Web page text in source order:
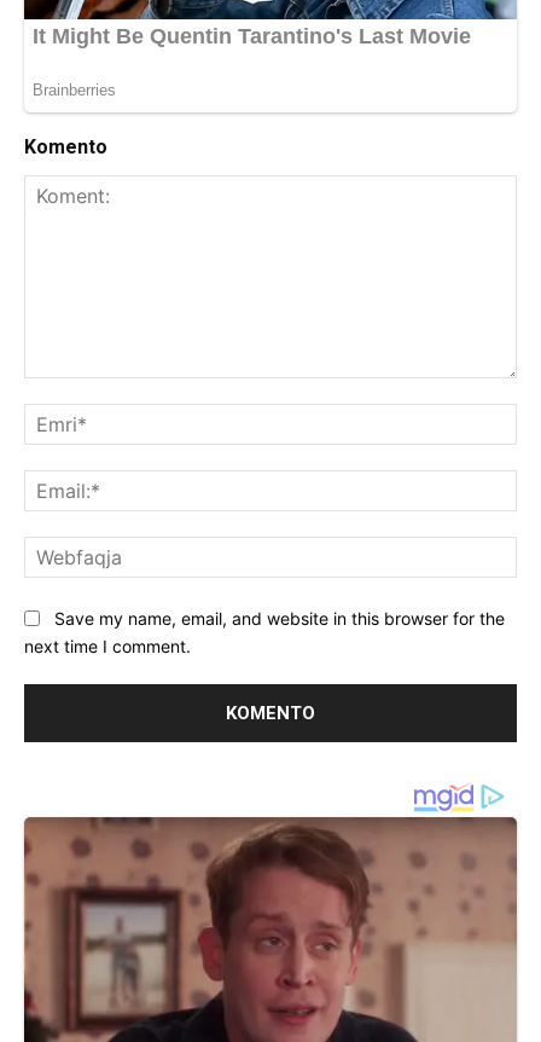
Komento
Save my name, email, and website in this browser for the
next time I comment.